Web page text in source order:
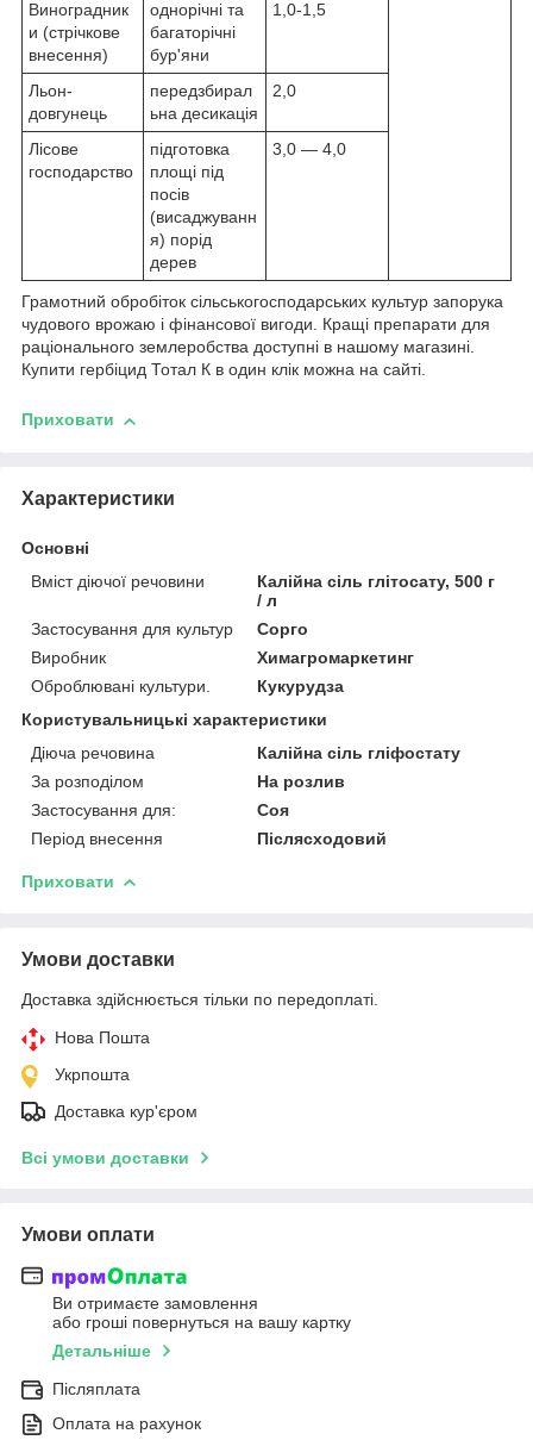
Виноградник
и (стрічкове
внесення)
однорічні та
багаторічні
бур'яни
1,0-1,5
Льон-
довгунець
передзбирал
ьна десикація
2,0
Лісове
господарство
підготовка
площі під
посів
(висаджуванн
я) порід
дерев
3,0 — 4,0
Грамотний обробіток сільськогосподарських культур запорука
чудового врожаю і фінансової вигоди. Кращі препарати для
раціонального землеробства доступні в нашому магазині.
Купити гербіцид Тотал К в один клік можна на сайті.
Приховати
Характеристики
Основні
Вміст діючої речовини
Калійна сіль глітосату, 500 г
/ л
Застосування для культур
Сорго
Виробник
Химагромаркетинг
Оброблювані культури.
Кукурудза
Користувальницькі характеристики
Діюча речовина
Калійна сіль гліфостату
За розподілом
На розлив
Застосування для:
Соя
Період внесення
Післясходовий
Приховати
Умови доставки
Доставка здійснюється тільки по передоплаті.
Нова Пошта
Укрпошта
Доставка кур'єром
Всі умови доставки
Умови оплати
Ви отримаєте замовлення
або гроші повернуться на вашу картку
Детальніше
Післяплата
Оплата на рахунок